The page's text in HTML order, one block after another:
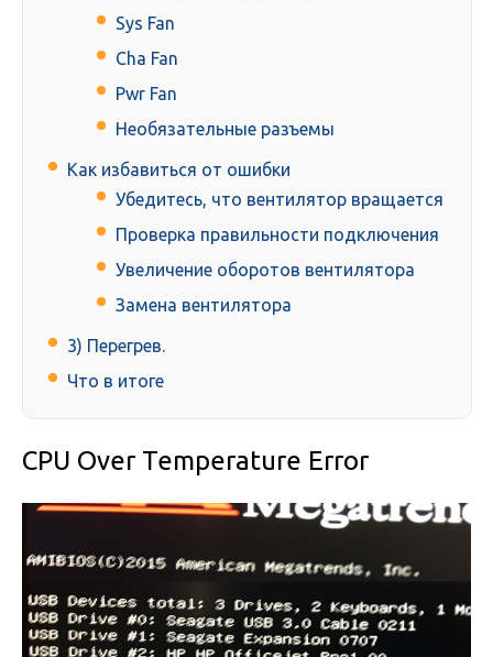
Sys Fan
Cha Fan
Pwr Fan
Необязательные разъемы
Как избавиться от ошибки
Убедитесь, что вентилятор вращается
Проверка правильности подключения
Увеличение оборотов вентилятора
Замена вентилятора
3) Перегрев.
Что в итоге
CPU Over Temperature Error